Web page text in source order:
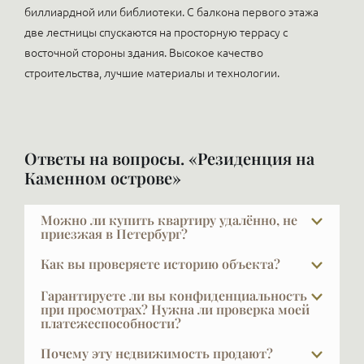
биллиардной или библиотеки. С балкона первого этажа
две лестницы спускаются на просторную террасу с
восточной стороны здания. Высокое качество
строительства, лучшие материалы и технологии.
Ответы на вопросы. «Резиденция на
Каменном острове»
Можно ли купить квартиру удалённо, не
приезжая в Петербург?
Да, мы регулярно работаем с покупателями из
разных городов. И Москвы и Челябинска, Воркуты,
Саха-Якутии, Краснодара…. Организуем
видеопоказы, готовим подробную презентацию и
сопровождаем сделку дистанционно — вплоть до
подписания через доверенное лицо. Чаще всего так
Как вы проверяете историю объекта?
За проверкой объекта мы обращаемся в
юридические и страховые компании, где это
делается профессионально и масштабно.
нотариально: нотариус отвечает своим
Гарантируете ли вы конфиденциальность
при просмотрах? Нужна ли проверка моей
платежеспособности?
VIPFLAT 20 лет работает с VIP-клиентами. Они часто
Почему эту недвижимость продают?